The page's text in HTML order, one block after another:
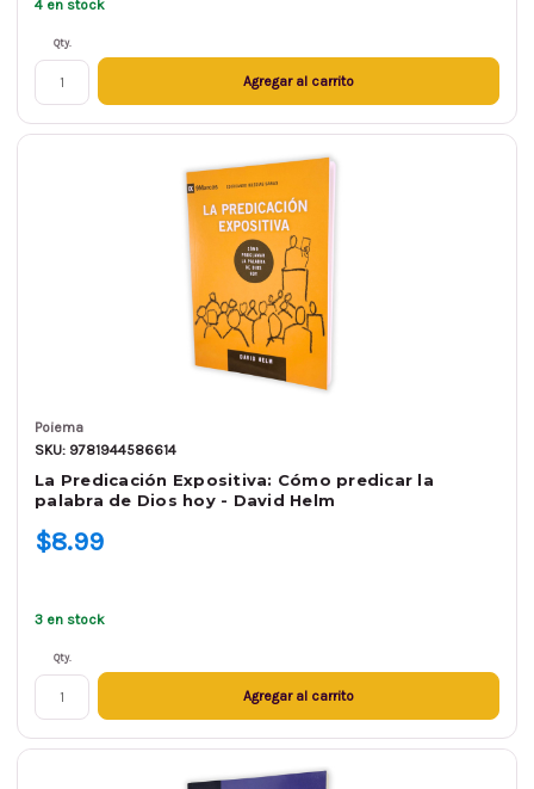
4 en stock
Qty.
Agregar al carrito
Poiema
SKU: 9781944586614
La Predicación Expositiva: Cómo predicar la
palabra de Dios hoy - David Helm
$8.99
3 en stock
Qty.
Agregar al carrito